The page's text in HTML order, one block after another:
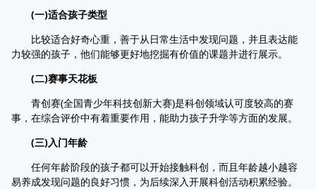
(一)适合孩子类型
比较适合好奇心重，善于从日常生活中发现问题，并且表达能
力较强的孩子，他们能够更好地挖掘有价值的课题并进行展示。
(二)赛事天花板
青创赛(全国青少年科技创新大赛)是科创领域认可度较高的赛
事，在综合评价中有着重要作用，能助力孩子升学等方面的发展。
(三)入门年龄
任何年龄阶段的孩子都可以开始接触科创，而且年龄越小越容
易养成发现问题的良好习惯，为后续深入开展科创活动积累经验。